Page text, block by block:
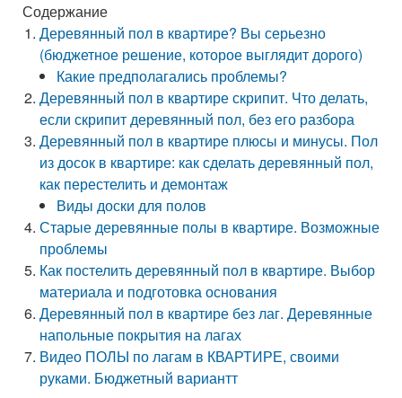
Содержание
Деревянный пол в квартире? Вы серьезно
(бюджетное решение, которое выглядит дорого)
Какие предполагались проблемы?
Деревянный пол в квартире скрипит. Что делать,
если скрипит деревянный пол, без его разбора
Деревянный пол в квартире плюсы и минусы. Пол
из досок в квартире: как сделать деревянный пол,
как перестелить и демонтаж
Виды доски для полов
Старые деревянные полы в квартире. Возможные
проблемы
Как постелить деревянный пол в квартире. Выбор
материала и подготовка основания
Деревянный пол в квартире без лаг. Деревянные
напольные покрытия на лагах
Видео ПОЛЫ по лагам в КВАРТИРЕ, своими
руками. Бюджетный вариантт